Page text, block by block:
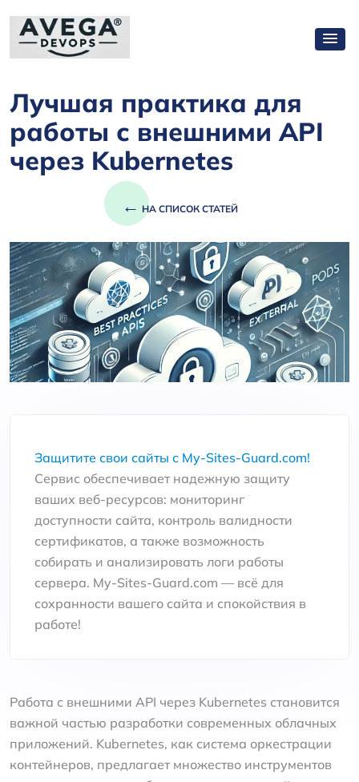
Лучшая практика для
работы с внешними API
через Kubernetes
← НА СПИСОК СТАТЕЙ
Защитите свои сайты с My-Sites-Guard.com!
Сервис обеспечивает надежную защиту
ваших веб-ресурсов: мониторинг
доступности сайта, контроль валидности
сертификатов, а также возможность
собирать и анализировать логи работы
сервера. My-Sites-Guard.com — всё для
сохранности вашего сайта и спокойствия в
работе!
Работа с внешними API через Kubernetes становится
важной частью разработки современных облачных
приложений. Kubernetes, как система оркестрации
контейнеров, предлагает множество инструментов